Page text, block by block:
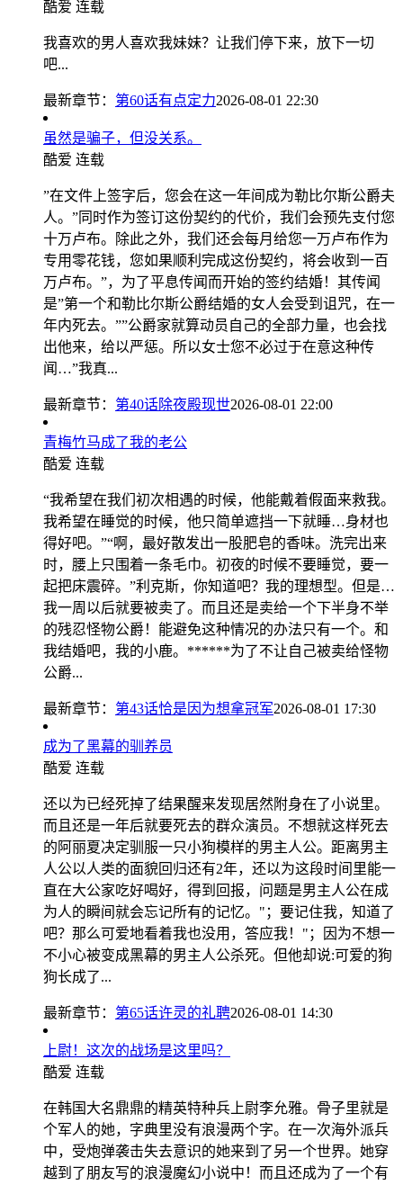
酷爱 连载
我喜欢的男人喜欢我妹妹？让我们停下来，放下一切
吧...
最新章节： 第60话有点定力2026-08-01 22:30
虽然是骗子，但没关系。
酷爱 连载
”在文件上签字后，您会在这一年间成为勒比尔斯公爵夫
人。”同时作为签订这份契约的代价，我们会预先支付您
十万卢布。除此之外，我们还会每月给您一万卢布作为
专用零花钱，您如果顺利完成这份契约，将会收到一百
万卢布。”，为了平息传闻而开始的签约结婚！其传闻
是”第一个和勒比尔斯公爵结婚的女人会受到诅咒，在一
年内死去。””公爵家就算动员自己的全部力量，也会找
出他来，给以严惩。所以女士您不必过于在意这种传
闻…”我真...
最新章节： 第40话除夜殿现世2026-08-01 22:00
青梅竹马成了我的老公
酷爱 连载
“我希望在我们初次相遇的时候，他能戴着假面来救我。
我希望在睡觉的时候，他只简单遮挡一下就睡…身材也
得好吧。”“啊，最好散发出一股肥皂的香味。洗完出来
时，腰上只围着一条毛巾。初夜的时候不要睡觉，要一
起把床震碎。”利克斯，你知道吧？我的理想型。但是…
我一周以后就要被卖了。而且还是卖给一个下半身不举
的残忍怪物公爵！能避免这种情况的办法只有一个。和
我结婚吧，我的小鹿。******为了不让自己被卖给怪物
公爵...
最新章节： 第43话恰是因为想拿冠军2026-08-01 17:30
成为了黑幕的驯养员
酷爱 连载
还以为已经死掉了结果醒来发现居然附身在了小说里。
而且还是一年后就要死去的群众演员。不想就这样死去
的阿丽夏决定驯服一只小狗模样的男主人公。距离男主
人公以人类的面貌回归还有2年，还以为这段时间里能一
直在大公家吃好喝好，得到回报，问题是男主人公在成
为人的瞬间就会忘记所有的记忆。"；要记住我，知道了
吧？那么可爱地看着我也没用，答应我！"；因为不想一
不小心被变成黑幕的男主人公杀死。但他却说:可爱的狗
狗长成了...
最新章节： 第65话许灵的礼聘2026-08-01 14:30
上尉！这次的战场是这里吗？
酷爱 连载
在韩国大名鼎鼎的精英特种兵上尉李允雅。骨子里就是
个军人的她，字典里没有浪漫两个字。在一次海外派兵
中，受炮弹袭击失去意识的她来到了另一个世界。她穿
越到了朋友写的浪漫魔幻小说中！而且还成为了一个有